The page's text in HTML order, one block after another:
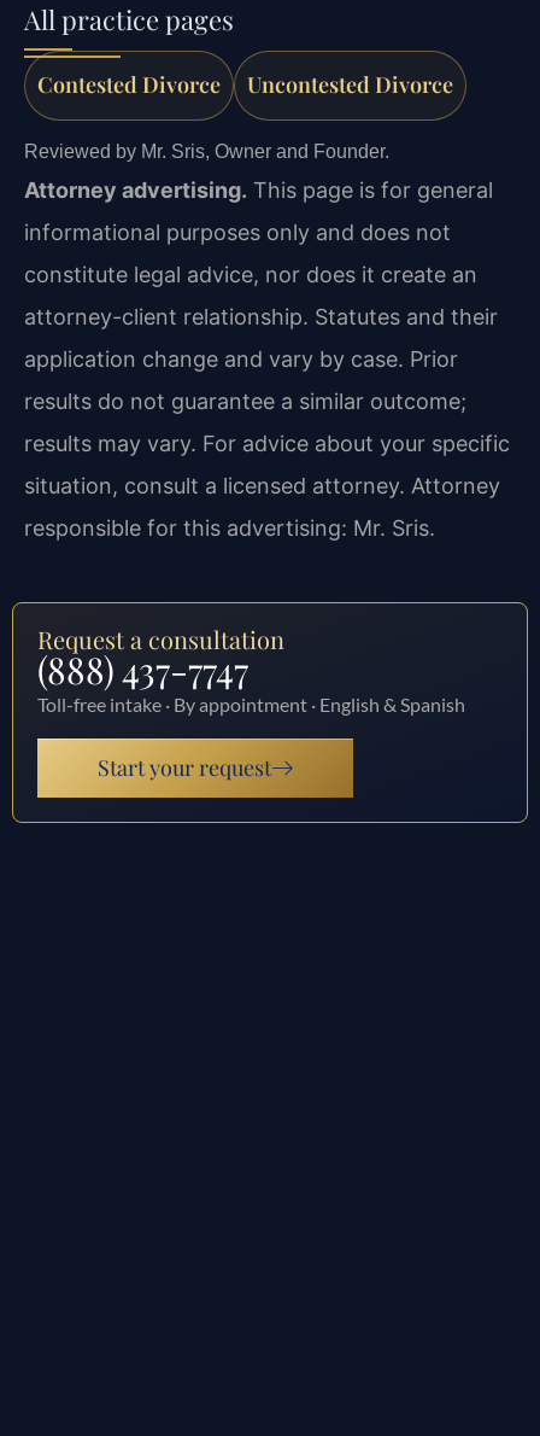
All practice pages
Contested Divorce Uncontested Divorce
Reviewed by Mr. Sris, Owner and Founder.
Attorney advertising. This page is for general
informational purposes only and does not
constitute legal advice, nor does it create an
attorney-client relationship. Statutes and their
application change and vary by case. Prior
results do not guarantee a similar outcome;
results may vary. For advice about your specific
situation, consult a licensed attorney. Attorney
responsible for this advertising: Mr. Sris.
Request a consultation
(888) 437-7747
Toll-free intake · By appointment · English & Spanish
Start your request